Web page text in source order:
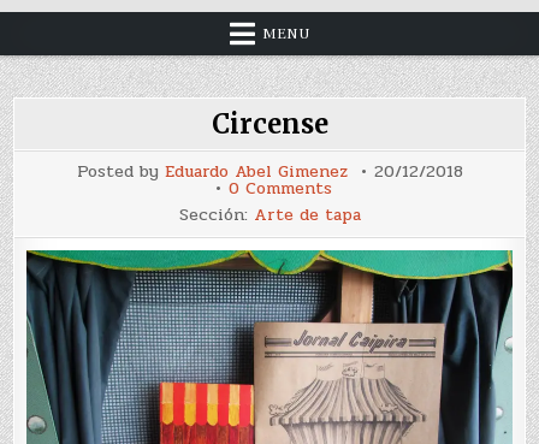
MENU
Circense
Posted by Eduardo Abel Gimenez 20/12/2018
0 Commentson
Sección: Arte de tapa